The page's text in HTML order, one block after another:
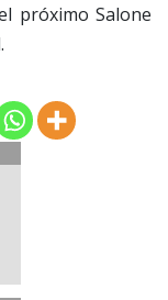
próximo Salone